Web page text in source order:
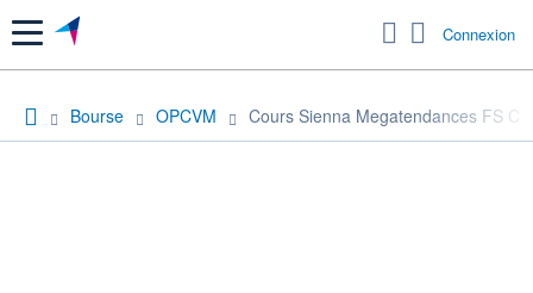
Menu Connexion
Bourse OPCVM Cours Sienna Megatendances FS C